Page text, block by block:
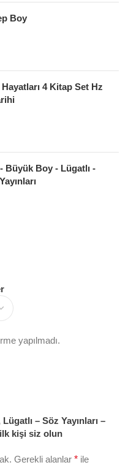
Boy
4 Kitap Set Hz
Büyük Boy - Lügatlı -
yapılmadı.
– Söz Yayınları –
kişi siz olun
Gerekli alanlar * ile